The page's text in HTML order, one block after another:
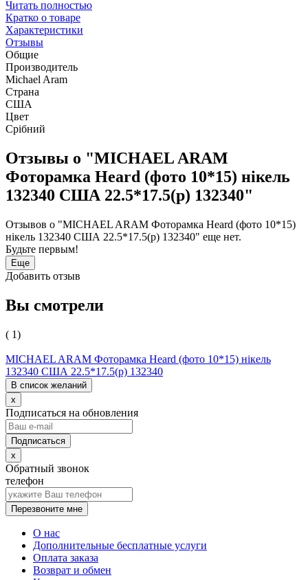
Читать полностью
Кратко о товаре
Характеристики
Отзывы
Общие
Производитель
Michael Aram
Страна
США
Цвет
Срібний
Отзывы о "MICHAEL ARAM
Фоторамка Heard (фото 10*15) нікель
132340 США 22.5*17.5(р) 132340"
Отзывов о "MICHAEL ARAM Фоторамка Heard (фото 10*15)
нікель 132340 США 22.5*17.5(р) 132340" еще нет.
Будьте первым!
Еще
Добавить отзыв
Вы смотрели
( 1)
MICHAEL ARAM Фоторамка Heard (фото 10*15) нікель
132340 США 22.5*17.5(р) 132340
В список желаний
x
Подписаться на обновления
x
Обратный звонок
телефон
Перезвоните мне
О нас
Дополнительные бесплатные услуги
Оплата заказа
Возврат и обмен